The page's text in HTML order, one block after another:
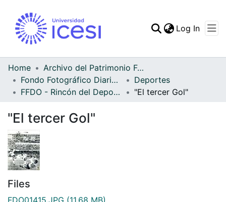
Statistics
Log In
Home
Archivo del Patrimonio Fotográfico y Fílmico del Valle del Cauca
Fondo Fotográfico Diario Occidente
Deportes
FFDO - Rincón del Deportivo Cali - Patrimonial
"El tercer Gol"
"El tercer Gol"
Files
FDO01415.JPG (11.68 MB)